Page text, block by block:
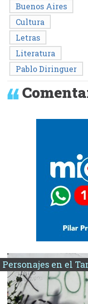
Buenos Aires
Cultura
Letras
Literatura
Pablo Diringuer
Personajes en el